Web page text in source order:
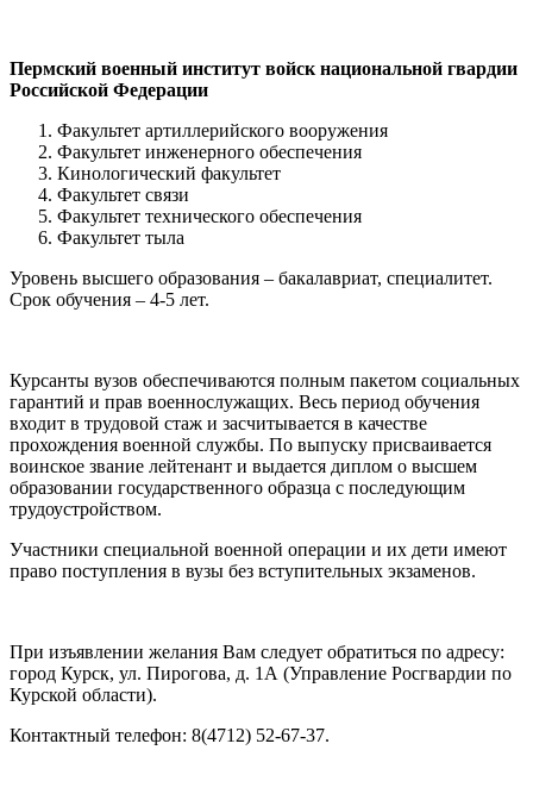
Пермский военный институт войск национальной гвардии
Российской Федерации
Факультет артиллерийского вооружения
Факультет инженерного обеспечения
Кинологический факультет
Факультет связи
Факультет технического обеспечения
Факультет тыла
Уровень высшего образования – бакалавриат, специалитет.
Срок обучения – 4-5 лет.
Курсанты вузов обеспечиваются полным пакетом социальных
гарантий и прав военнослужащих. Весь период обучения
входит в трудовой стаж и засчитывается в качестве
прохождения военной службы. По выпуску присваивается
воинское звание лейтенант и выдается диплом о высшем
образовании государственного образца с последующим
трудоустройством.
Участники специальной военной операции и их дети имеют
право поступления в вузы без вступительных экзаменов.
При изъявлении желания Вам следует обратиться по адресу:
город Курск, ул. Пирогова, д. 1А (Управление Росгвардии по
Курской области).
Контактный телефон: 8(4712) 52-67-37.